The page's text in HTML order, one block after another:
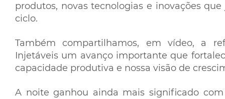
produtos, novas tecnologias e inovações
ciclo.
Também compartilhamos, em vídeo, a
Injetáveis um avanço importante que
capacidade produtiva e nossa visão de
A noite ganhou ainda mais significado